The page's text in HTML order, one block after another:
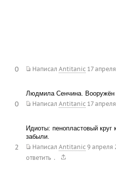
Написал Antitanic 17
0
Людмила Сенчина. Вооружён
Написал Antitanic 17
0
Идиоты: пенопластовый круг
забыли.
Написал Antitanic 9 апреля
ответить .
2